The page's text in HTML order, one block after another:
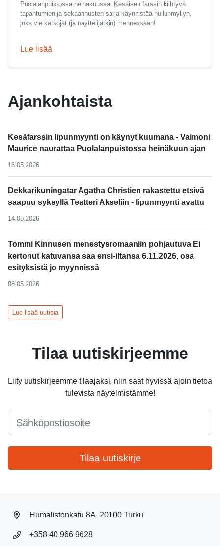
Ajankohtaista
Kesäfarssin lipunmyynti on käynyt kuumana - Vaimoni
Maurice naurattaa Puolalanpuistossa heinäkuun ajan
16.05.2026
Dekkarikuningatar Agatha Christien rakastettu etsivä
saapuu syksyllä Teatteri Akseliin - lipunmyynti avattu
14.05.2026
Tommi Kinnusen menestysromaaniin pohjautuva Ei
kertonut katuvansa saa ensi-iltansa 6.11.2026, osa
esityksistä jo myynnissä
08.05.2026
Lue lisää uutisia
Puolalanpuistossa heinäkuussa. Kesäisen farssin kiihtyvä
tapahtumien ja sekaannusten sarja käynnistää hullunmyllyn,
joka vie katsojat (ja näyttelijätkin) mennessään!
Lue lisää
Tilaa uutiskirjeemme
Liity uutiskirjeemme tilaajaksi, niin saat hyvissä ajoin tietoa
tulevista näytelmistämme!
Tilaa uutiskirje
Humalistonkatu 8A, 20100 Turku
+358 40 966 9628